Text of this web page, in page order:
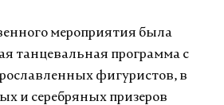
мероприятия была
танцевальная программа с
фигуристов, в
и серебряных призеров